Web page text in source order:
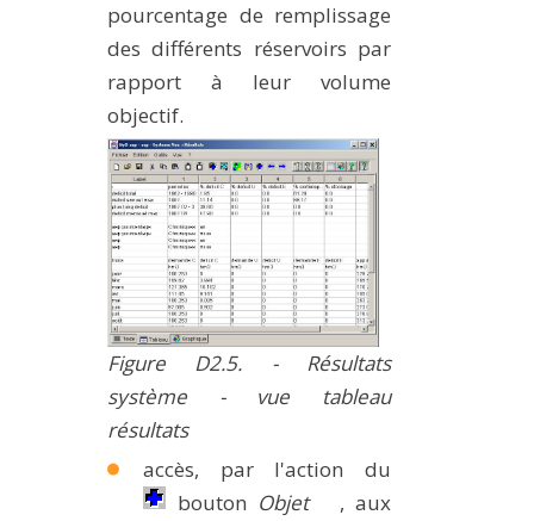
pourcentage de remplissage
des différents réservoirs par
rapport à leur volume
objectif.
Figure D2.5. - Résultats
système - vue tableau
résultats
accès, par l'action du
bouton Objet
, aux